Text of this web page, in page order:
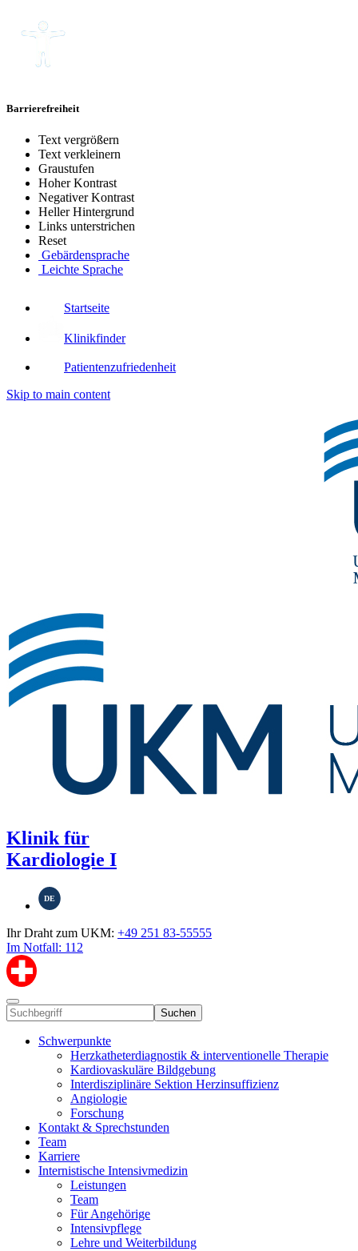
Barrierefreiheit
Text vergrößern
Text verkleinern
Graustufen
Hoher Kontrast
Negativer Kontrast
Heller Hintergrund
Links unterstrichen
Reset
Gebärdensprache
Leichte Sprache
Startseite
Klinikfinder
Patientenzufriedenheit
Skip to main content
Klinik für
Kardiologie I
DE
Ihr Draht zum UKM: +49 251 83-55555
Im Notfall: 112
Suchen
Schwerpunkte
Herzkatheterdiagnostik & interventionelle Therapie
Kardiovaskuläre Bildgebung
Interdisziplinäre Sektion Herzinsuffizienz
Angiologie
Forschung
Kontakt & Sprechstunden
Team
Karriere
Internistische Intensivmedizin
Leistungen
Team
Für Angehörige
Intensivpflege
Lehre und Weiterbildung